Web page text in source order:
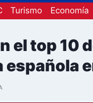
Turismo Economía
el top 10
española